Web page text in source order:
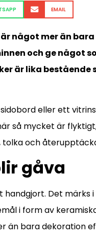
EMAIL
något mer än
och ge något
är lika bestående
eller ett
så mycket är
tolka och
gåva
Det märks
i form av
än bara dekoration